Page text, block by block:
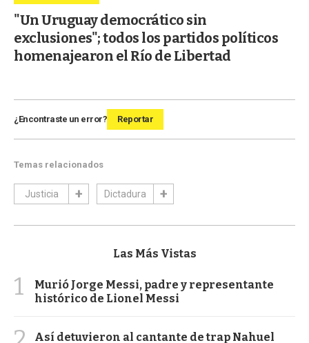
"Un Uruguay democrático sin
exclusiones"; todos los partidos políticos
homenajearon el Río de Libertad
¿Encontraste un error? Reportar
Temas relacionados
Justicia Dictadura
Las Más Vistas
1
Murió Jorge Messi, padre y representante
histórico de Lionel Messi
Así detuvieron al cantante de trap Nahuel